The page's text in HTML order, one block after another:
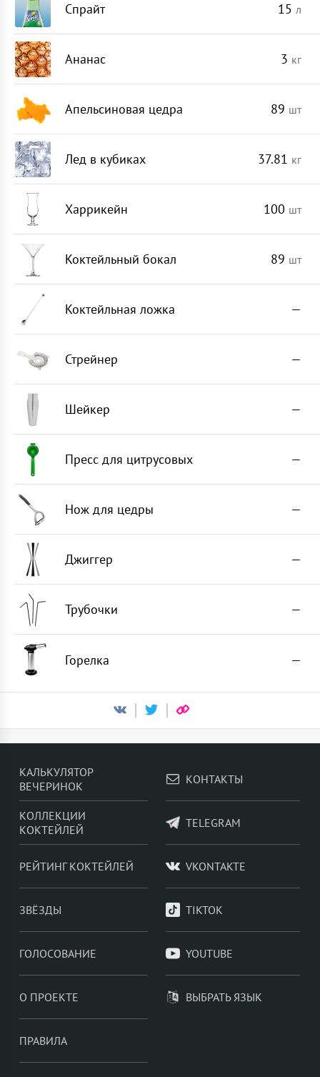
Спрайт 15 л
Ананас 3 кг
Апельсиновая цедра 89 шт
Лед в кубиках 37.81 кг
Харрикейн 100 шт
Коктейльный бокал 89 шт
Коктейльная ложка —
Стрейнер —
Шейкер —
Пресс для цитрусовых —
Нож для цедры —
Джиггер —
Трубочки —
Горелка —
КАЛЬКУЛЯТОР
ВЕЧЕРИНОК
КОЛЛЕКЦИИ
КОКТЕЙЛЕЙ
РЕЙТИНГ КОКТЕЙЛЕЙ
ЗВЁЗДЫ
ГОЛОСОВАНИЕ
О ПРОЕКТЕ
ПРАВИЛА
КОНТАКТЫ
TELEGRAM
VKONTAKTE
TIKTOK
YOUTUBE
ВЫБРАТЬ ЯЗЫК